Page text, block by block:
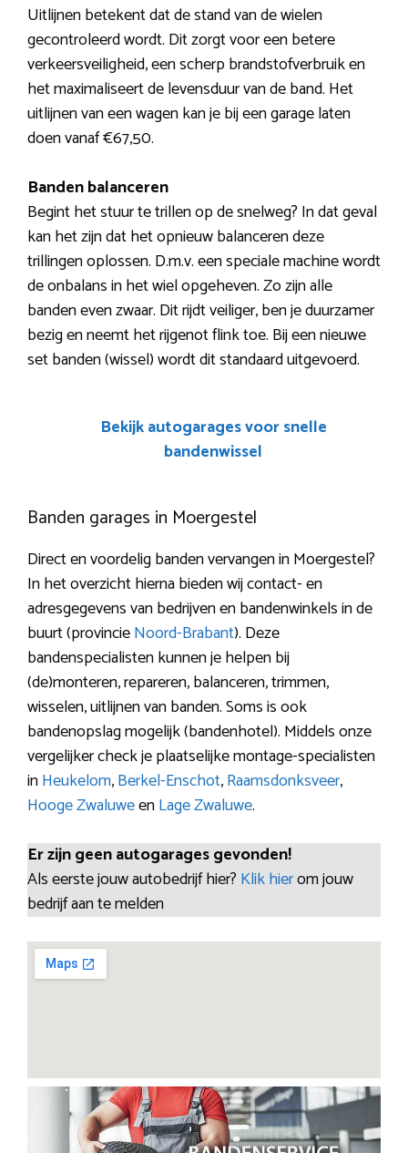
Uitlijnen betekent dat de stand van de wielen
gecontroleerd wordt. Dit zorgt voor een betere
verkeersveiligheid, een scherp brandstofverbruik en
het maximaliseert de levensduur van de band. Het
uitlijnen van een wagen kan je bij een garage laten
doen vanaf €67,50.
Banden balanceren
Begint het stuur te trillen op de snelweg? In dat geval
kan het zijn dat het opnieuw balanceren deze
trillingen oplossen. D.m.v. een speciale machine wordt
de onbalans in het wiel opgeheven. Zo zijn alle
banden even zwaar. Dit rijdt veiliger, ben je duurzamer
bezig en neemt het rijgenot flink toe. Bij een nieuwe
set banden (wissel) wordt dit standaard uitgevoerd.
Bekijk autogarages voor snelle
bandenwissel
Banden garages in Moergestel
Direct en voordelig banden vervangen in Moergestel?
In het overzicht hierna bieden wij contact- en
adresgegevens van bedrijven en bandenwinkels in de
buurt (provincieNoord-Brabant). Deze
bandenspecialisten kunnen je helpen bij
(de)monteren, repareren, balanceren, trimmen,
wisselen, uitlijnen van banden. Soms is ook
bandenopslag mogelijk (bandenhotel). Middels onze
vergelijker check je plaatselijke montage-specialisten
inHeukelom,Berkel-Enschot,Raamsdonksveer,
Hooge ZwaluweenLage Zwaluwe.
Er zijn geen autogarages gevonden!
Als eerste jouw autobedrijf hier? Klik hierom jouw
bedrijf aan te melden